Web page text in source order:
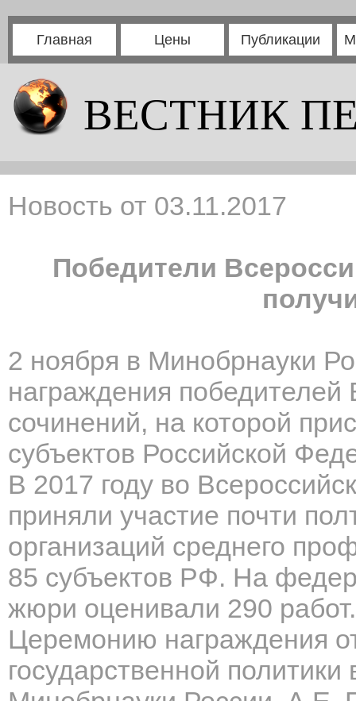
Главная Цены Публикации
ВЕСТНИК
Новость от 03.11.2017
Победители
2 ноября в Минобрнауки
награждения победителей
сочинений, на которой
субъектов Российской
В 2017 году во
приняли участие почти
организаций среднего
85 субъектов РФ. На
жюри оценивали 290 работ.
Церемонию награждения
государственной